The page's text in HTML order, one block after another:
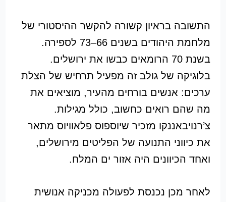
התשובה בראיון קשורה להקשר ההיסטורי של
מלחמת היהודים בשנים 66–73 לספירה.
בשנת 70 הרומאים כבשו את ירושלים.
בלוגיקה של גולב זה מפעיל תרחיש של הצלת
ערכים: אנשים בורחים מהעיר, מוציאים את
מה שהם רואים כחשוב, כולל מגילות.
צ’רנויבאננקו מזכיר שיוספוס פלאוויוס מתאר
את כיווני התנועה של הפליטים מירושלים,
ואחד הכיוונים היה אזור ים המלח.
לאחר מכן נכנסת לפעולה מכניקה אנושית